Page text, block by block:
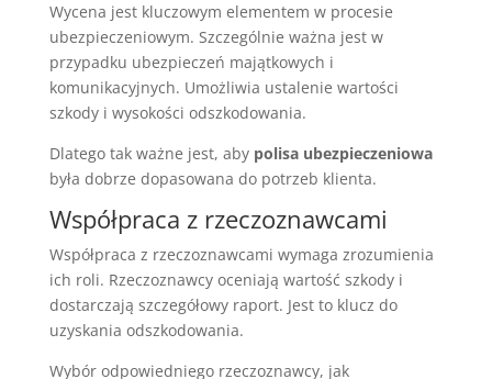
Wycena jest kluczowym elementem w procesie
ubezpieczeniowym. Szczególnie ważna jest w
przypadku ubezpieczeń majątkowych i
komunikacyjnych. Umożliwia ustalenie wartości
szkody i wysokości odszkodowania.
Dlatego tak ważne jest, aby polisa ubezpieczeniowa
była dobrze dopasowana do potrzeb klienta.
Współpraca z rzeczoznawcami
Współpraca z rzeczoznawcami wymaga zrozumienia
ich roli. Rzeczoznawcy oceniają wartość szkody i
dostarczają szczegółowy raport. Jest to klucz do
uzyskania odszkodowania.
Wybór odpowiedniego rzeczoznawcy, jak